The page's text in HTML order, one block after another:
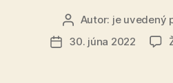
Autor
článku
Autor: je uvedený
Dátum30. júna 2022